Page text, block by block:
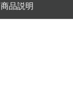
商品説明